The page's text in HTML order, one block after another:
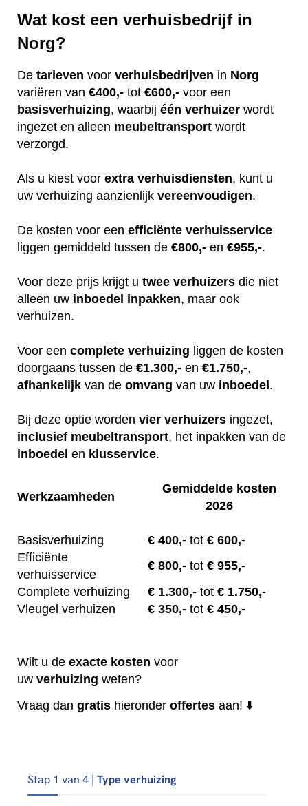
Wat kost een verhuisbedrijf in
Norg?
De tarieven voor verhuisbedrijven in Norg
variëren van €400,- tot €600,- voor een
basisverhuizing, waarbij één verhuizer wordt
ingezet en alleen meubeltransport wordt
verzorgd.
Als u kiest voor extra verhuisdiensten, kunt u
uw verhuizing aanzienlijk vereenvoudigen.
De kosten voor een efficiënte verhuisservice
liggen gemiddeld tussen de €800,- en €955,-.
Voor deze prijs krijgt u twee verhuizers die niet
alleen uw inboedel inpakken, maar ook
verhuizen.
Voor een complete verhuizing liggen de kosten
doorgaans tussen de €1.300,- en €1.750,-,
afhankelijk van de omvang van uw inboedel .
Bij deze optie worden vier verhuizers ingezet,
inclusief meubeltransport, het inpakken van de
inboedel en klusservice.
Werkzaamheden
Gemiddelde kosten
2026
Basisverhuizing € 400,- tot € 600,-
Efficiënte
verhuisservice
€ 800,- tot € 955,-
Complete verhuizing
€ 1.300,- tot € 1.750,-
Vleugel verhuizen
€ 350,- tot € 450,-
Wilt u de exacte kosten voor
uw verhuizing weten?
Vraag dan gratis hieronder offertes aan! ⬇️